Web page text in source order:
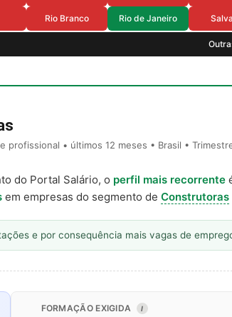
Rio Branco Rio de Janeiro
profissional • últimos 12 meses • Brasil •
do Portal Salário, o perfil mais recorrente
em empresas do segmento de Construtoras
e por consequência mais vagas de
FORMAÇÃO EXIGIDA I